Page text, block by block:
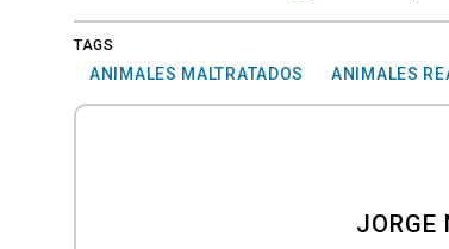
TAGS
ANIMALES MALTRATADOS ANIMALES
JORGE